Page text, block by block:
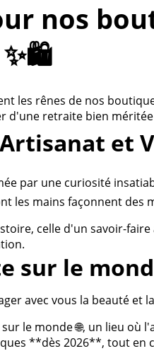
nos
✨🛍️
les rênes de nos
d'une retraite bien
et
par une curiosité
les mains façonnent des
celle d'un savoir-
sur le
avec vous la beauté et
le monde 🌐, un lieu
**dès 2026**, tout en